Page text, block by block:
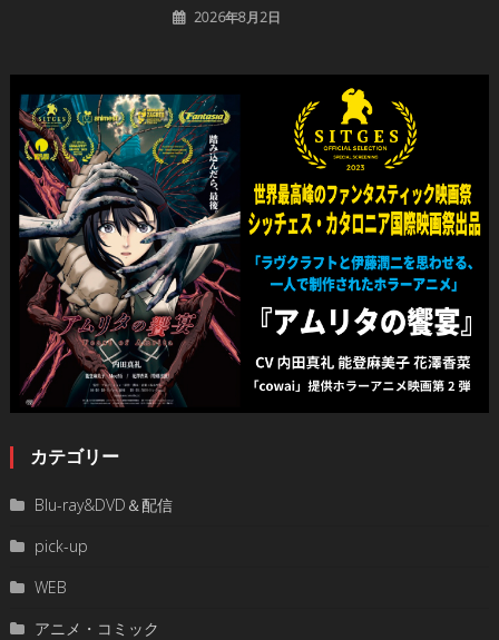
2026年8月2日
カテゴリー
Blu-ray&DVD＆配信
pick-up
WEB
アニメ・コミック